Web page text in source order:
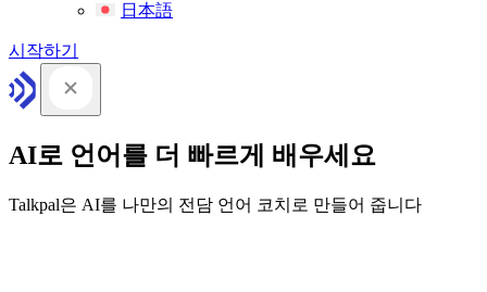
日本語
시작하기
AI로 언어를 더 빠르게 배우세요
Talkpal은 AI를 나만의 전담 언어 코치로 만들어 줍니다